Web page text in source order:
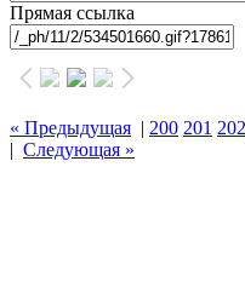
Прямая ссылка
« Предыдущая | 200 201 202
| Следующая »